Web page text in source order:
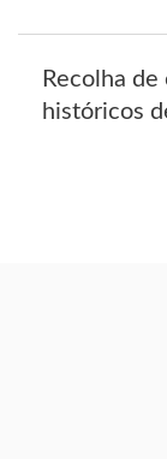
Recolha
históricos